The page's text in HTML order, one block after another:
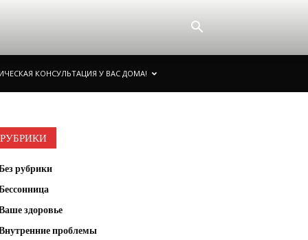
КОНСУЛЬТАЦИЯ У ВАС ДОМА!
РУБРИКИ
рубрики
здоровье
проблемы